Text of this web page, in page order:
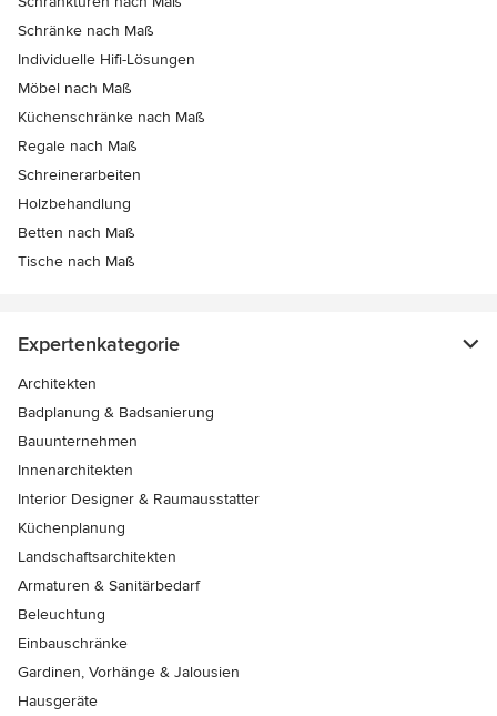
Schränke nach Maß
Individuelle Hifi-Lösungen
Möbel nach Maß
Küchenschränke nach Maß
Regale nach Maß
Schreinerarbeiten
Holzbehandlung
Betten nach Maß
Tische nach Maß
Expertenkategorie
Architekten
Badplanung & Badsanierung
Bauunternehmen
Innenarchitekten
Interior Designer & Raumausstatter
Küchenplanung
Landschaftsarchitekten
Armaturen & Sanitärbedarf
Beleuchtung
Einbauschränke
Gardinen, Vorhänge & Jalousien
Hausgeräte